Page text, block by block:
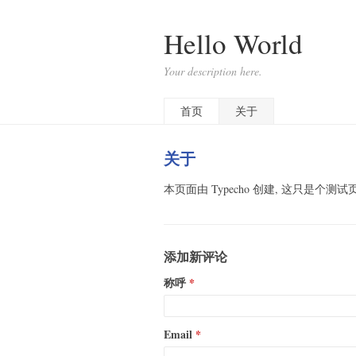
Hello World
Your description here.
首页 关于
关于
本页面由 Typecho 创建, 这只是个测试
添加新评论
称呼
Email